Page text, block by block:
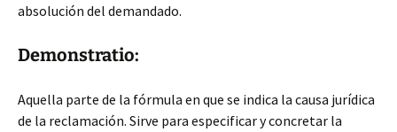
absolución del demandado.
Demonstratio:
Aquella parte de la fórmula en que se indica la causa jurídica
de la reclamación. Sirve para especificar y concretar la